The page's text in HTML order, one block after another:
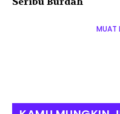
MUAT